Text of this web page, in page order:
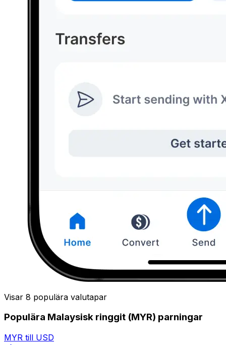
Visar 8 populära valutapar
Populära Malaysisk ringgit (MYR) parningar
MYR till USD